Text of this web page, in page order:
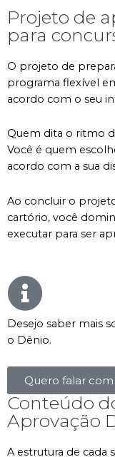
Projeto de
para
O projeto de
programa flexível
acordo com o seu
Quem dita o ritmo
Você é quem
acordo com a sua
Ao concluir o
cartório, você
executar para ser
Desejo saber mais
o Dênio.
Quero falar
Conteúdo
Aprovação
A estrutura de cada